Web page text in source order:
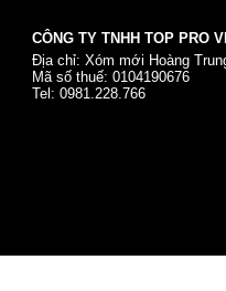
CÔNG TY TNHH TOP PRO
Địa chỉ: Xóm mới Hoàng
Mã số thuế: 0104190676
Tel: 0981.228.766